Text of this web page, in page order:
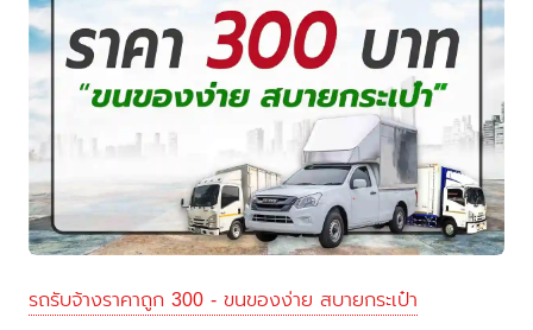
รถรับจ้างราคาถูก 300 - ขนของง่าย สบายกระเป๋า